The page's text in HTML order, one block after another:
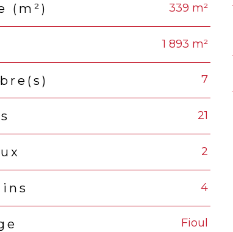
(m²) 339 m²
1 893 m²
7
21
2
4
Fioul